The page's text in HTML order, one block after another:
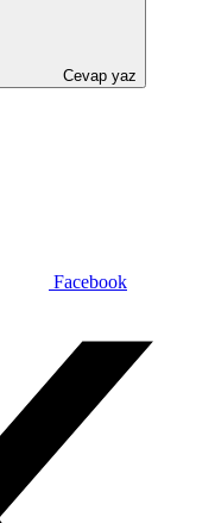
Cevap yaz
Facebook